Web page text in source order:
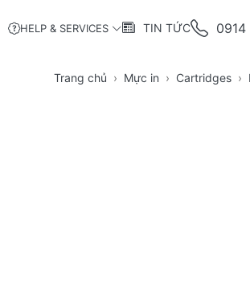
HELP & SERVICES TIN TỨC 0914
Trang chủ Mực in Cartridges